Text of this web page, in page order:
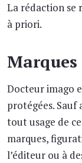
La rédaction se
à priori.
Marques
Docteur imago
protégées.
tout usage de
marques,
l’éditeur ou à